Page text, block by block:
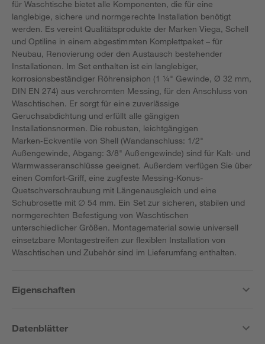
für Waschtische bietet alle Komponenten, die für eine
langlebige, sichere und normgerechte Installation benötigt
werden. Es vereint Qualitätsprodukte der Marken Viega, Schell
und Optiline in einem abgestimmten Komplettpaket – für
Neubau, Renovierung oder den Austausch bestehender
Installationen. Im Set enthalten ist ein langlebiger,
korrosionsbeständiger Röhrensiphon (1 ¼" Gewinde, Ø 32 mm,
DIN EN 274) aus verchromten Messing, für den Anschluss von
Waschtischen. Er sorgt für eine zuverlässige
Geruchsabdichtung und erfüllt alle gängigen
Installationsnormen. Die robusten, leichtgängigen
Marken‑Eckventile von Shell (Wandanschluss: 1/2"
Außengewinde, Abgang: 3/8" Außengewinde) sind für Kalt‑ und
Warmwasseranschlüsse geeignet. Außerdem verfügen Sie über
einen Comfort-Griff, eine zugfeste Messing-Konus-
Quetschverschraubung mit Längenausgleich und eine
Schubrosette mit ∅ 54 mm. Ein Set zur sicheren, stabilen und
normgerechten Befestigung von Waschtischen
unterschiedlicher Größen. Montagematerial sowie universell
einsetzbare Montagestreifen zur flexiblen Installation von
Waschtischen und Zubehör sind im Lieferumfang enthalten.
Eigenschaften
Datenblätter